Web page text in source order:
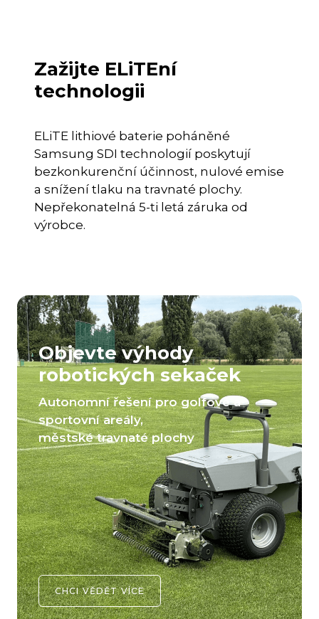
Zažijte ELiTEní
technologii
ELiTE lithiové baterie poháněné
Samsung SDI technologií poskytují
bezkonkurenční účinnost, nulové emise
a snížení tlaku na travnaté plochy.
Nepřekonatelná 5-ti letá záruka od
výrobce.
Objevte výhody
robotických sekaček
Autonomní řešení pro golfové a
sportovní areály,
městské travnaté plochy
CHCI VĚDĚT VÍCE